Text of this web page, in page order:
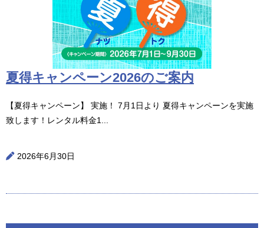
夏得キャンペーン2026のご案内
【夏得キャンペーン】 実施！ 7月1日より 夏得キャンペーンを実施
致します！レンタル料金1...
2026年6月30日